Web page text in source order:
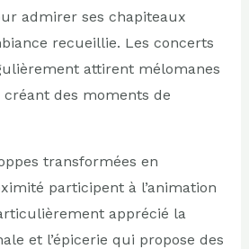
admirer ses chapiteaux
recueillie. Les concerts
attirent mélomanes
des moments de
transformées en
participent à l’animation
apprécié la
et l’épicerie qui propose des